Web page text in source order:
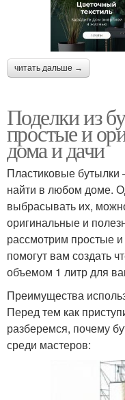
читать дальше →
Поделки из
простые и
дома и дачи
Пластиковые бутылки
найти в любом доме.
выбрасывать их,
оригинальные и
рассмотрим простые
помогут вам создать
объемом 1 литр для
Преимущества
Перед тем как
разберемся, почему
среди мастеров: